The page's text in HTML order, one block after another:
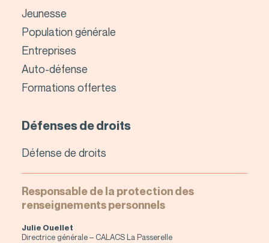
Jeunesse
Population générale
Entreprises
Auto-défense
Formations offertes
Défenses de droits
Défense de droits
Responsable de la protection des
renseignements personnels
Julie Ouellet
Directrice générale – CALACS La Passerelle